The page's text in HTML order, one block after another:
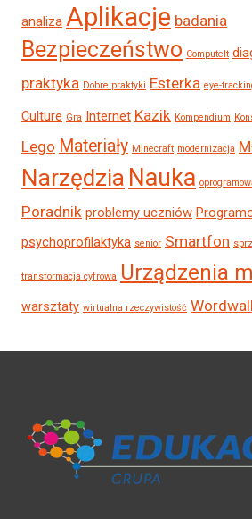
analiza Aplikacje badania
Bezpieczeństwo ComputeIt
praktyka Dobre praktyki Esterka eye-
Culture Gra Internet Kazik Kompendium
Lego Materiały Minecraft modernizacja
Narzędzia Nauka
Poradnik problemy uczniów
psychoprofilaktyka senior Smartfon
transformacja cyfrowa Urządzenia
warsztaty wirtualna rzeczywistość Wordwall